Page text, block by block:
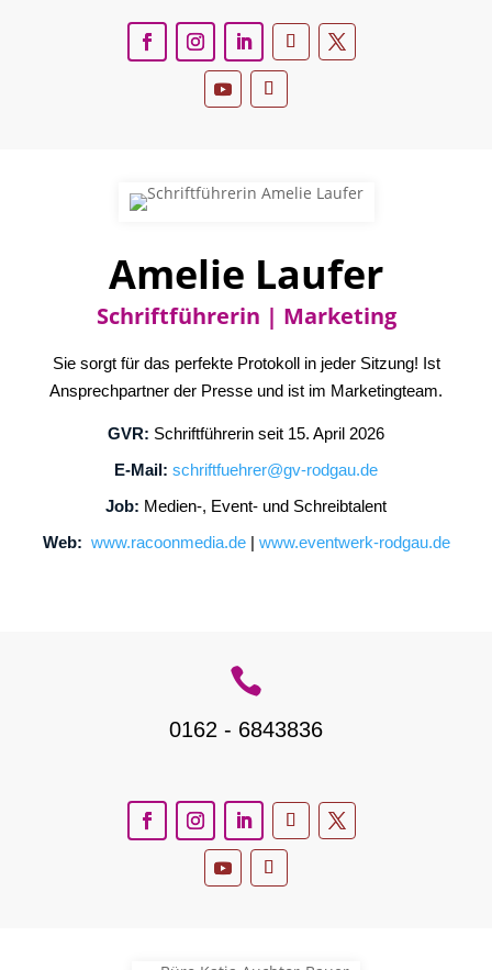
Amelie Laufer
Schriftführerin | Marketing
Sie sorgt für das perfekte Protokoll in jeder Sitzung! Ist
Ansprechpartner der Presse und ist im Marketingteam.
GVR: Schriftführerin seit 15. April 2026
E-Mail: schriftfuehrer@gv-rodgau.de
Job: Medien-, Event- und Schreibtalent
Web: www.racoonmedia.de| www.eventwerk-rodgau.de

0162 - 6843836